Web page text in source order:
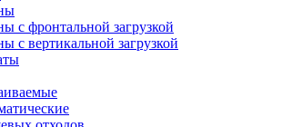
с фронтальной загрузкой
с вертикальной загрузкой